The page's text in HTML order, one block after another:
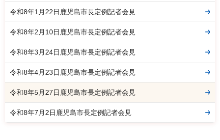
令和8年1月22日鹿児島市長定例記者会見
令和8年2月10日鹿児島市長定例記者会見
令和8年3月24日鹿児島市長定例記者会見
令和8年4月23日鹿児島市長定例記者会見
令和8年5月27日鹿児島市長定例記者会見
令和8年7月2日鹿児島市長定例記者会見